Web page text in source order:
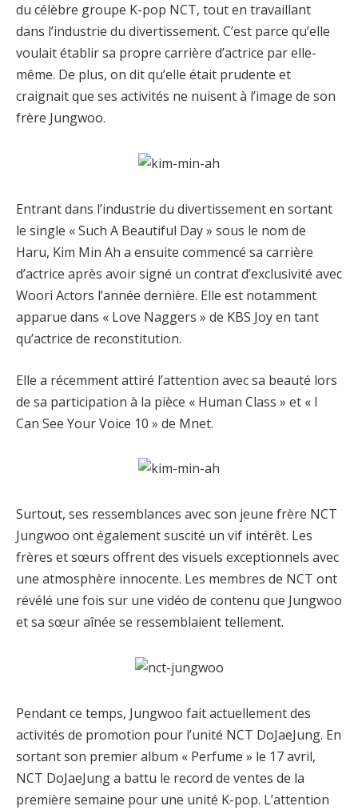
du célèbre groupe K-pop NCT, tout en travaillant
dans l’industrie du divertissement. C’est parce qu’elle
voulait établir sa propre carrière d’actrice par elle-
même. De plus, on dit qu’elle était prudente et
craignait que ses activités ne nuisent à l’image de son
frère Jungwoo.
Entrant dans l’industrie du divertissement en sortant
le single « Such A Beautiful Day » sous le nom de
Haru, Kim Min Ah a ensuite commencé sa carrière
d’actrice après avoir signé un contrat d’exclusivité avec
Woori Actors l’année dernière. Elle est notamment
apparue dans « Love Naggers » de KBS Joy en tant
qu’actrice de reconstitution.
Elle a récemment attiré l’attention avec sa beauté lors
de sa participation à la pièce « Human Class » et « I
Can See Your Voice 10 » de Mnet.
Surtout, ses ressemblances avec son jeune frère NCT
Jungwoo ont également suscité un vif intérêt. Les
frères et sœurs offrent des visuels exceptionnels avec
une atmosphère innocente. Les membres de NCT ont
révélé une fois sur une vidéo de contenu que Jungwoo
et sa sœur aînée se ressemblaient tellement.
Pendant ce temps, Jungwoo fait actuellement des
activités de promotion pour l’unité NCT DoJaeJung. En
sortant son premier album « Perfume » le 17 avril,
NCT DoJaeJung a battu le record de ventes de la
première semaine pour une unité K-pop. L’attention